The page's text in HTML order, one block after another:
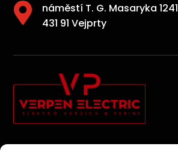

náměstí T. G. Masaryka 1241
431 91 Vejprty